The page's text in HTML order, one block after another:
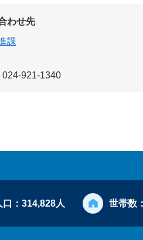
わせ先
課
024-921-1340
口： 314,828人 世帯数：